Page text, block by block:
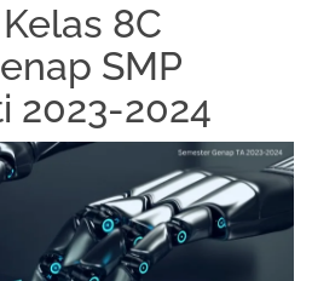
8C
SMP
2023-2024